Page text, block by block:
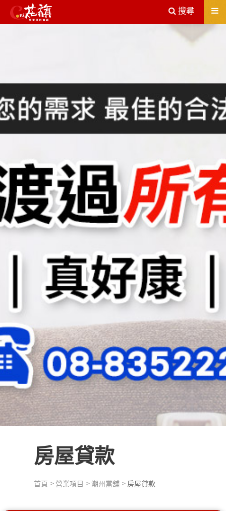
屏東機車借款解決您所有的借貸疑慮，完全了解、滿意再貸！
送出
搜尋
房屋貸款
首頁 營業項目 潮州當舖 房屋貸款